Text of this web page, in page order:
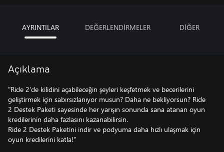
AYRINTILAR DEĞERLENDİRMELER DİĞER
Açıklama
"Ride 2'de kilidini açabileceğin şeyleri keşfetmek ve becerilerini
geliştirmek için sabırsızlanıyor musun? Daha ne bekliyorsun? Ride
2 Destek Paketi sayesinde her yarışın sonunda sana atanan oyun
kredilerinin daha fazlasını kazanabilirsin.
Ride 2 Destek Paketini indir ve podyuma daha hızlı ulaşmak için
oyun kredilerini katla!"